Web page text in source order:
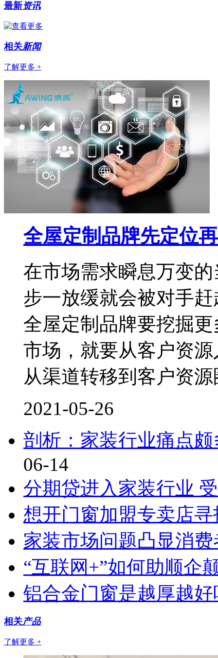
最新资讯
相关新闻
了解更多 +
全屋定制品牌先定位
在市场需求瞬息万变
步一放缓就会被对手
全屋定制品牌要挖掘
市场，就要从客户资
从渠道转移到客户资
2021-05-26
剖析：家装行业痛点
06-14
分期贷进入家装行业
想开门窗加盟专卖店
家装市场问题凸显消
“互联网+”如何助顺企
铝合金门窗是越厚越好
相关产品
了解更多 +